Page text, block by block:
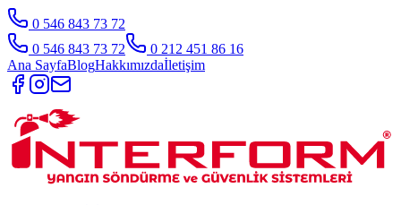
0 546 843 73 72
0 546 843 73 72
0 212 451 86 16
Ana SayfaBlogHakkımızdaİletişim